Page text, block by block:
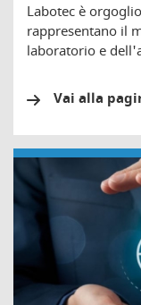
Labotec è
rappresentano il
laboratorio e
Vai alla